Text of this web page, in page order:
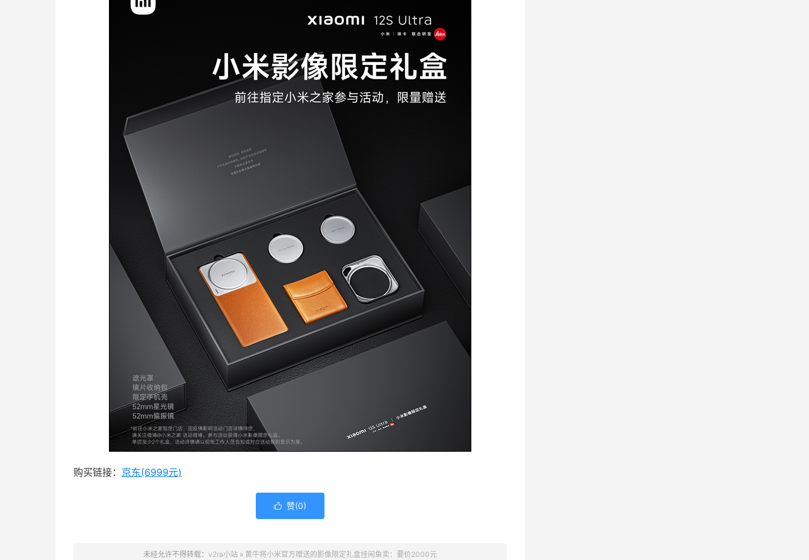
购买链接： 京东(6999元)
 赞(0)
未经允许不得转载： v2ra小站 » 黄牛将小米官方赠送的影像限定礼盒挂闲鱼卖：要价2000元